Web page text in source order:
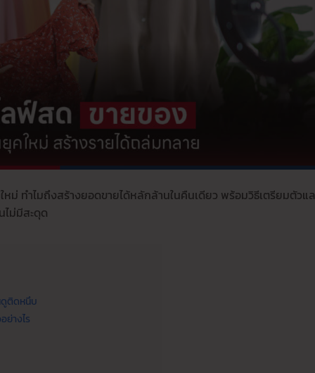
ม่ ทำไมถึงสร้างยอดขายได้หลักล้านในคืนเดียว พร้อมวิธีเตรียมตัวแ
ไม่มีสะดุด
ดูติดหนึบ
ย่างไร